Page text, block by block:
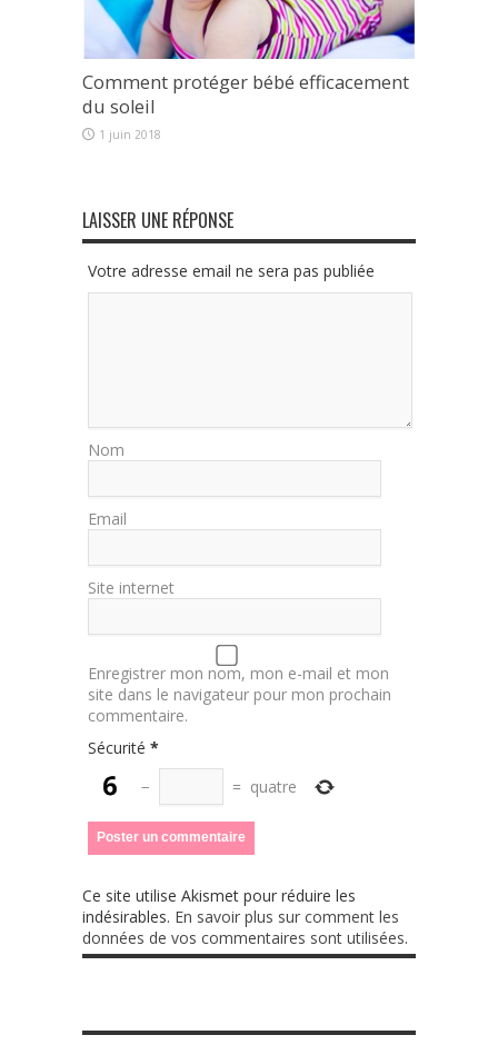
Comment protéger bébé efficacement
du soleil
1 juin 2018
LAISSER UNE RÉPONSE
Votre adresse email ne sera pas publiée
Nom
Email
Site internet
Enregistrer mon nom, mon e-mail et mon
site dans le navigateur pour mon prochain
commentaire.
Sécurité *
−
= quatre
Ce site utilise Akismet pour réduire les
indésirables. En savoir plus sur comment les
données de vos commentaires sont utilisées.